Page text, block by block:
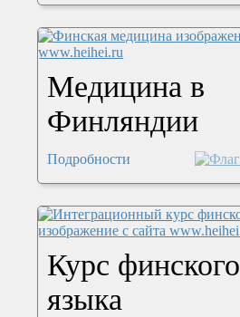
Медицина в
Финляндии
Подробности
Курс финского
языка